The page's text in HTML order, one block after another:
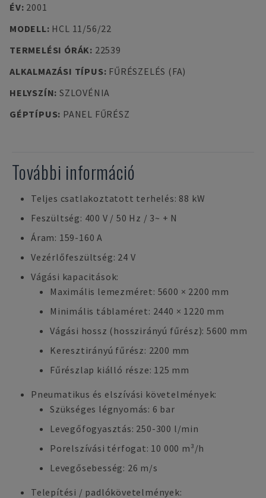
ÉV: 2001
MODELL: HCL 11/56/22
TERMELÉSI ÓRÁK: 22539
ALKALMAZÁSI TÍPUS: FŰRÉSZELÉS (FA)
HELYSZÍN: SZLOVÉNIA
GÉPTÍPUS: PANEL FŰRÉSZ
További információ
Teljes csatlakoztatott terhelés: 88 kW
Feszültség: 400 V / 50 Hz / 3~ + N
Áram: 159-160 A
Vezérlőfeszültség: 24 V
Vágási kapacitások:
Maximális lemezméret: 5600 × 2200 mm
Minimális táblaméret: 2440 × 1220 mm
Vágási hossz (hosszirányú fűrész): 5600 mm
Keresztirányú fűrész: 2200 mm
Fűrészlap kiálló része: 125 mm
Pneumatikus és elszívási követelmények:
Szükséges légnyomás: 6 bar
Levegőfogyasztás: 250-300 l/min
Porelszívási térfogat: 10 000 m³/h
Levegősebesség: 26 m/s
Telepítési / padlókövetelmények: